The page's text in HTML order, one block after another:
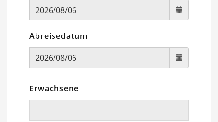
Abreisedatum
Erwachsene